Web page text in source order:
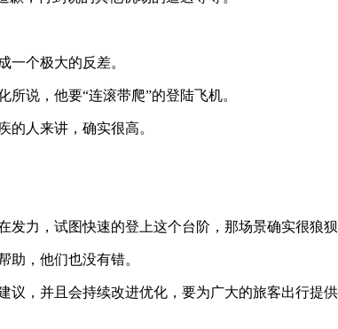
一个极大的反差。
说，他要“连滚带爬”的登陆飞机。
的人来讲，确实很高。
力，试图快速的登上这个台阶，那场景确实很狼狈
助，他们也没有错。
，并且会持续改进优化，要为广大的旅客出行提供